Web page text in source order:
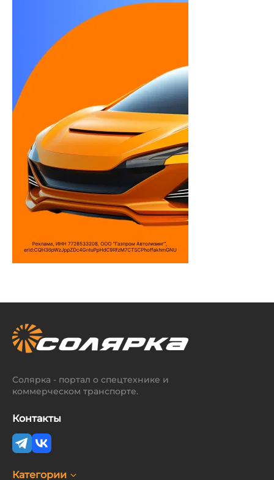
Солярка - портал о спецтехнике и
коммерческом транспорте.
Контакты
Категории